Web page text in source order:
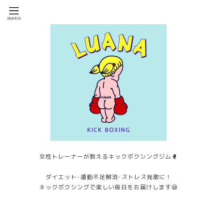
女性トレーナーが教えるキックボクシングジム🥊
ダイエット･運動不足解消･ストレス発散に！
キックボクシングで楽しい毎日をお届けします😆